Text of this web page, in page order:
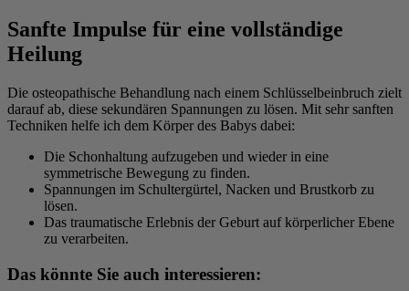
Sanfte Impulse für eine vollständige
Heilung
Die osteopathische Behandlung nach einem Schlüsselbeinbruch zielt
darauf ab, diese sekundären Spannungen zu lösen. Mit sehr sanften
Techniken helfe ich dem Körper des Babys dabei:
Die Schonhaltung aufzugeben und wieder in eine
symmetrische Bewegung zu finden.
Spannungen im Schultergürtel, Nacken und Brustkorb zu
lösen.
Das traumatische Erlebnis der Geburt auf körperlicher Ebene
zu verarbeiten.
Das könnte Sie auch interessieren: